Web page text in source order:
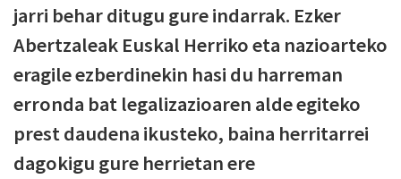
jarri behar ditugu gure indarrak. Ezker
Abertzaleak Euskal Herriko eta nazioarteko
eragile ezberdinekin hasi du harreman
erronda bat legalizazioaren alde egiteko
prest daudena ikusteko, baina herritarrei
dagokigu gure herrietan ere